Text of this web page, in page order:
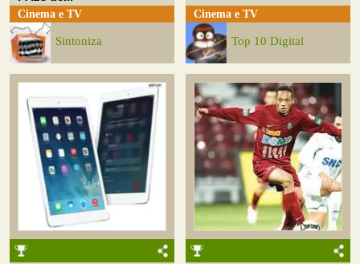
Cinema e TV
Sintoniza
Cinema e TV
Top 10 Digital